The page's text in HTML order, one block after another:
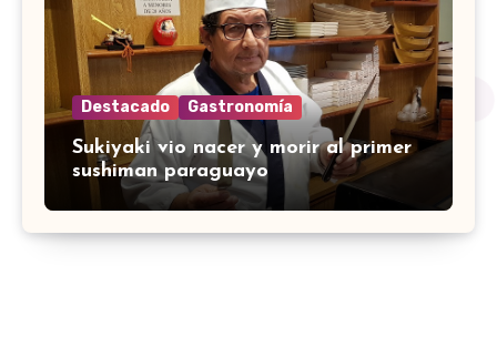
Destacado Gastronomía
Sukiyaki vio nacer y morir al primer
sushiman paraguayo